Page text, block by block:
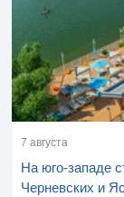
7 августа
На юго-западе
Черневских и